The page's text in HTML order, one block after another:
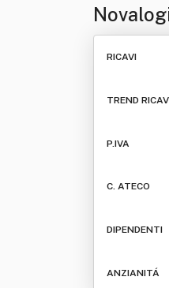
RICAVI
TREND
P.IVA
C. ATECO
DIPENDENTI
ANZIANITÁ